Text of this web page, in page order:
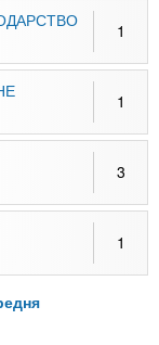
1
1
3
1